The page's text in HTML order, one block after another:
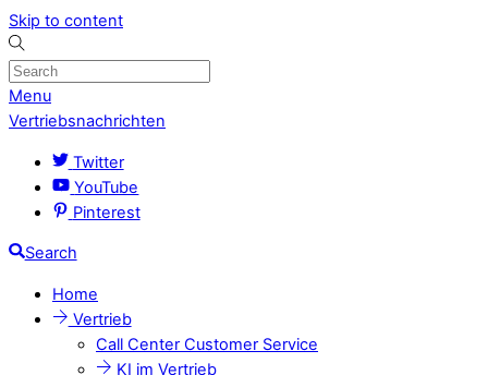
Skip to content
Menu
Vertriebsnachrichten
Twitter
YouTube
Pinterest
Search
Home
Vertrieb
Call Center Customer Service
KI im Vertrieb